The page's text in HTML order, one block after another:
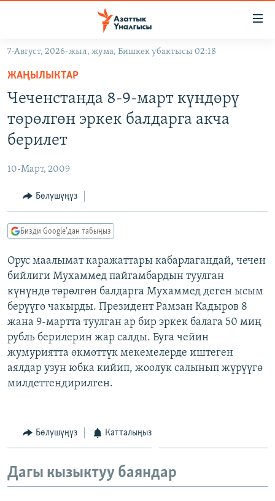
Навигацияга
өтүңүз
Издөөгө
салыңыз
МАДАНИЯТ
УКРАИНА
ТВ ПРОГРАММАЛАР
БҮГҮН АЗАТТЫКТА
ДАНИСТЕ
АЗАТТЫК+
ЫҢГАЙСЫЗ СУРООЛОР
ПОДКАСТ
ОНЛАЙН ШЕРИНЕ
ЭЕ/АРнун бардык сайттары
7-Август, 2026-жыл, жума, Бишкек убактысы 02:18
ЖАҢЫЛЫКТАР
Чеченстанда 8-9-март күндөрү
төрөлгөн эркек балдарга акча
берилет
10-Март, 2009
Бөлүшүңүз
Бизди Google'дан табыңыз
Орус маалымат каражаттары кабарлагандай, чечен
бийлиги Мухаммед пайгамбардын туулган
күнүндө төрөлгөн балдарга Мухаммед деген ысым
берүүгө чакырды. Президент Рамзан Кадыров 8
жана 9-мартта туулган ар бир эркек балага 50 миң
рубль берилерин жар салды. Буга чейин
жумуриятта өкмөттүк мекемелерде иштеген
аялдар узун юбка кийип, жоолук салынып жүрүүгө
милдеттендирилген.
Бөлүшүңүз Катталыңыз
Дагы кызыктуу баяндар